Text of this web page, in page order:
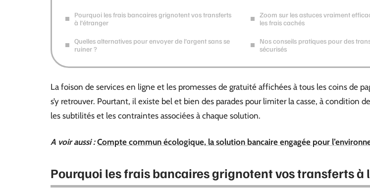
Pourquoi les frais bancaires grignotent vos transferts
à l’étranger
Quelles alternatives pour envoyer de l’argent sans se
ruiner ?
Zoom sur les astuces vraiment
les frais cachés
Nos conseils pratiques pour des
sécurisés
La foison de services en ligne et les promesses de gratuité affichées à tous les coins de
s’y retrouver. Pourtant, il existe bel et bien des parades pour limiter la casse, à condition
les subtilités et les contraintes associées à chaque solution.
A voir aussi : Compte commun écologique, la solution bancaire engagée pour
Pourquoi les frais bancaires grignotent vos transferts à